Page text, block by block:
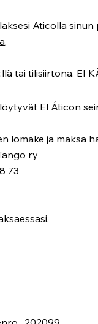
Aticolla
.
tai tilisiirtona. EI
El Áticon
lomake ja maksa
ry
73